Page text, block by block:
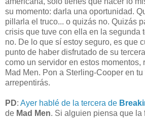
su momento: darla una oportunidad.
pillarla el truco... o quizás no. Quizás
crisis que tuve con ella en la segunda
no. De lo que sí estoy seguro, es que
punto de haber disfrutado de su
como un servidor en estos momentos,
Mad Men. Pon a Sterling-Cooper en
arrepentirás.
PD: Ayer hablé de la tercera de
de Mad Men. Si alguien piensa que la